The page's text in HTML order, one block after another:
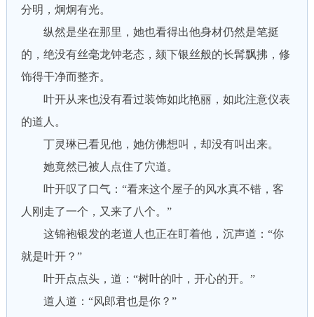
分明，炯炯有光。
纵然是坐在那里，她也看得出他身材仍然是笔挺
的，绝没有丝毫龙钟老态，颏下银丝般的长髯飘拂，修
饰得干净而整齐。
叶开从来也没有看过装饰如此艳丽，如此注意仪表
的道人。
丁灵琳已看见他，她仿佛想叫，却没有叫出来。
她竟然已被人点住了穴道。
叶开叹了口气：“看来这个屋子的风水真不错，客
人刚走了一个，又来了八个。”
这锦袍银发的老道人也正在盯着他，沉声道：“你
就是叶开？”
叶开点点头，道：“树叶的叶，开心的开。”
道人道：“风郎君也是你？”